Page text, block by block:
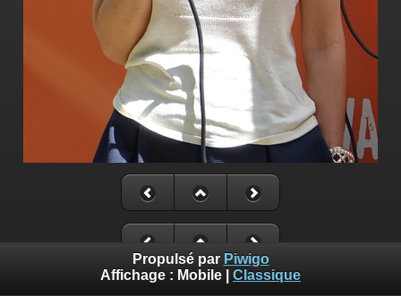
Propulsé par Piwigo
Affichage : Mobile Classique